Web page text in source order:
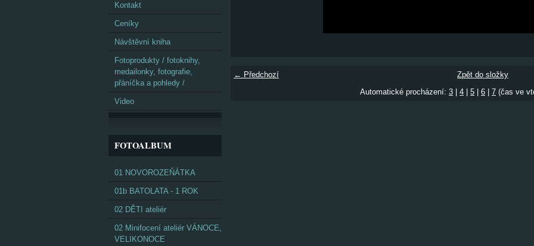
← Předchozí
Zpět do složky
Automatické procházení: 3 4 5 6 7 (čas ve
Kontakt
Ceníky
Návštěvní kniha
Fotoprodukty / fotoknihy,
medailonky, fotografie,
přáníčka a pohledy /
Video
FOTOALBUM
01 NOVOROZEŇÁTKA
01b BATOLATA - 1 ROK
02 DĚTI ateliér
02 Minifocení ateliér VÁNOCE,
VELIKONOCE